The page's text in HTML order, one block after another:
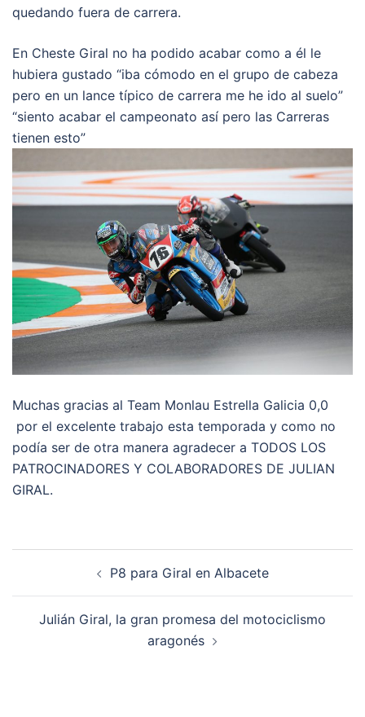
quedando fuera de carrera.
En Cheste Giral no ha podido acabar como a él le
hubiera gustado “iba cómodo en el grupo de cabeza
pero en un lance típico de carrera me he ido al suelo”
“siento acabar el campeonato así pero las Carreras
tienen esto”
Muchas gracias al Team Monlau Estrella Galicia 0,0
por el excelente trabajo esta temporada y como no
podía ser de otra manera agradecer a TODOS LOS
PATROCINADORES Y COLABORADORES DE JULIAN
GIRAL.
P8 para Giral en Albacete
Julián Giral, la gran promesa del motociclismo
aragonés